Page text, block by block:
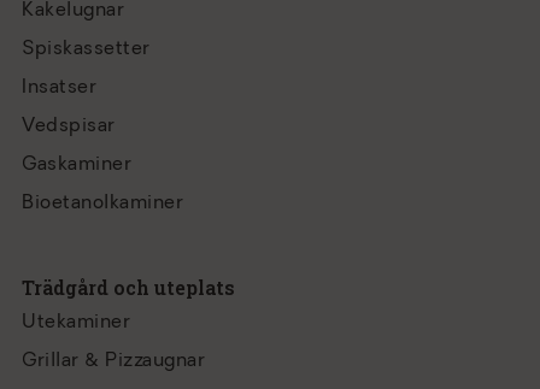
Kakelugnar
Spiskassetter
Insatser
Vedspisar
Gaskaminer
Bioetanolkaminer
Trädgård och uteplats
Utekaminer
Grillar & Pizzaugnar